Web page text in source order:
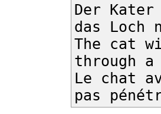
Der Kater
das Loch
The cat
through a
Le chat
pas